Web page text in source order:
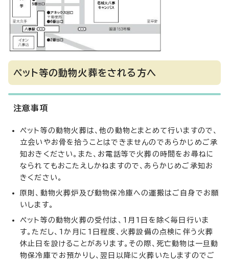
ペット等の動物火葬をされる方へ
注意事項
ペット等の動物火葬は、他の動物とまとめて行いますので、
立会いやお骨を拾うことはできませんのであらかじめご承
知おきください。また、お電話等で火葬の時間をお尋ねに
なられてもおこたえしかねますので、あらかじめご承知お
きください。
原則、動物火葬炉及び動物保冷庫への運搬はご自身でお願
いします。
ペット等の動物火葬の受付は、1月1日を除く毎日行いま
す。ただし、1か月に1日程度、火葬設備の点検に伴う火葬
休止日を設けることがあります。その際、死亡動物は一旦動
物保冷庫でお預かりし、翌日以降に火葬いたしますのでご